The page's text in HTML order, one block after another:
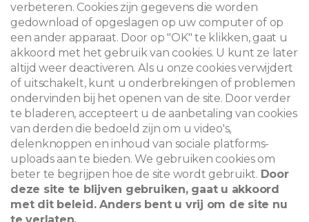
© 2026
Juridische kennisgeving
Newsletter
Zoeken
verbeteren. Cookies zijn gegevens die worden
gedownload of opgeslagen op uw computer of op
een ander apparaat. Door op "OK" te klikken, gaat u
akkoord met het gebruik van cookies. U kunt ze later
altijd weer deactiveren. Als u onze cookies verwijdert
of uitschakelt, kunt u onderbrekingen of problemen
ondervinden bij het openen van de site. Door verder
te bladeren, accepteert u de aanbetaling van cookies
van derden die bedoeld zijn om u video's,
delenknoppen en inhoud van sociale platforms-
uploads aan te bieden. We gebruiken cookies om
beter te begrijpen hoe de site wordt gebruikt. Door
deze site te blijven gebruiken, gaat u akkoord
met dit beleid. Anders bent u vrij om de site nu